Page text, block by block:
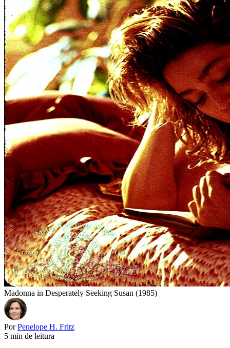
Madonna in Desperately Seeking Susan (1985)
Por Penelope H. Fritz
5 min de leitura